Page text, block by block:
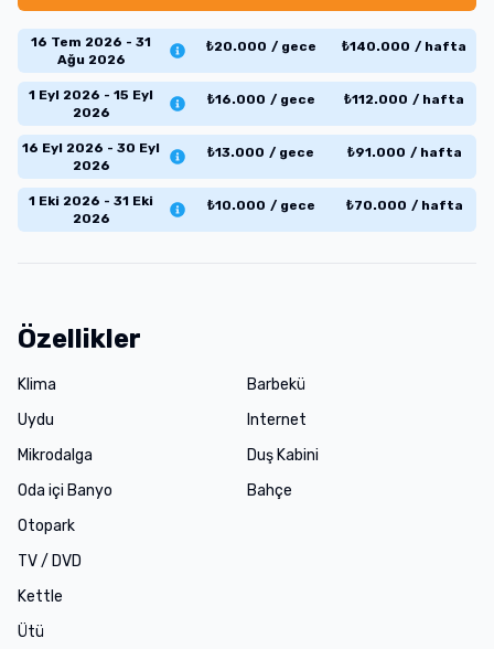
16 Tem 2026 - 31
Ağu 2026
₺20.000 / gece ₺140.000 / hafta
1 Eyl 2026 - 15 Eyl
2026
₺16.000 / gece ₺112.000 / hafta
16 Eyl 2026 - 30 Eyl
2026
₺13.000 / gece ₺91.000 / hafta
1 Eki 2026 - 31 Eki
2026
₺10.000 / gece ₺70.000 / hafta
Özellikler
Klima
Uydu
Mikrodalga
Oda içi Banyo
Barbekü
Internet
Duş Kabini
Bahçe
Otopark
TV / DVD
Kettle
Ütü